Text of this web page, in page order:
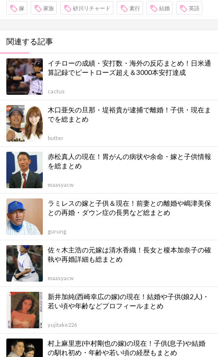
嫁 家族 砂川リチャード 素行 結婚 英語
関連する記事
イチローの成績・安打数・海外の反応まとめ！日米通
算記録でピートローズ超え＆3000本安打達成
cactus
木口亜矢の旦那・堤裕貴が逮捕で離婚！子供・現在ま
でを総まとめ
butter
赤松真人の現在！胃がんの病状や余命・嫁と子供情報
を総まとめ
maasyacw
ラミレスの嫁と子供＆現在！前妻との離婚や嶋津美保
との再婚・ダウン症の長男など総まとめ
gurung
佐々木主浩の元嫁は清水香織！長女と榎本加奈子の確
執や再婚詳細も総まとめ
maasyacw
新井加純(西崎幸広の嫁)の現在！結婚や子供(娘2人)・
若い頃や年齢などプロフィールまとめ
yujitake226
村上麻里恵(中村剛也の嫁)の現在！子供(息子)や結婚
の馴れ初め・年齢や若い頃の経歴もまとめ